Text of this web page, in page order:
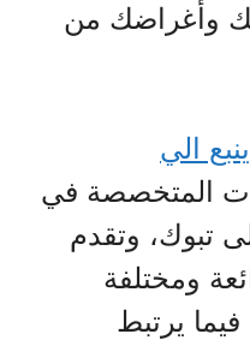
وأغراضك من
الي
المتخصصة في
تبوك، وتقدم
ومختلفة
يرتبط